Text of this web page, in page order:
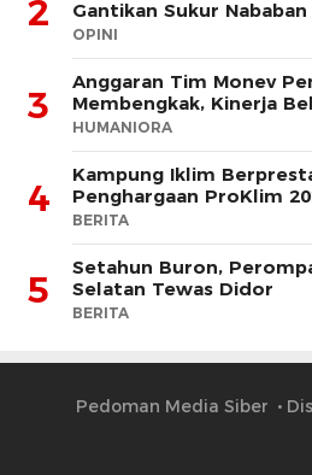
2
Gantikan Sukur
OPINI
3
Anggaran Tim Monev
Membengkak, Kinerja
HUMANIORA
4
Kampung Iklim
Penghargaan ProKlim
BERITA
5
Setahun Buron,
Selatan Tewas Didor
BERITA
Pedoman Media Siber